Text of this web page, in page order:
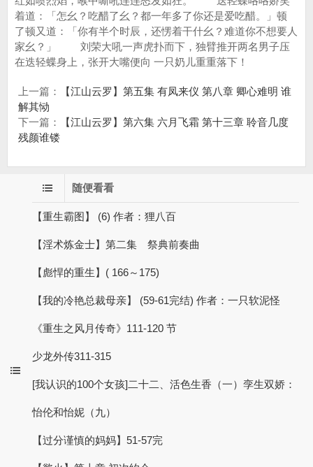
上一篇：
【江山云罗】第五集 有凤来仪 第八章 卿心难明 谁
解其恸
下一篇：
【江山云罗】第六集 六月飞霜 第十三章 聆音几度
残颜谁镂
随便看看
【重生霸图】 (6) 作者：狸八百
【淫术炼金士】第二集 祭典前奏曲
【彪悍的重生】( 166～175)
【我的冷艳总裁母亲】 (59-61完结) 作者：一只软泥怪
《重生之风月传奇》111-120 节
少龙外传311-315
[我认识的100个女孩]二十二、活色生香（一）孪生双娇：
怡伦和怡妮（九）
【过分谨慎的妈妈】51-57完